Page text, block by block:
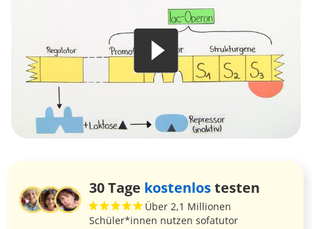
30 Tage kostenlostesten
Über 2,1 Millionen
Schüler*innen nutzen sofatutor